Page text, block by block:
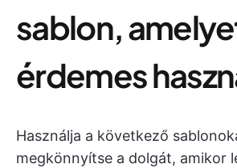
sablon,
érdemes
Használja a következő
megkönnyítse a dolgát, amikor